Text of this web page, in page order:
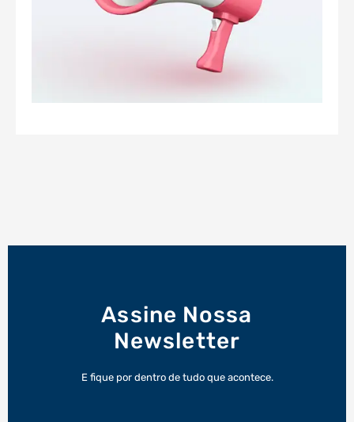
Assine Nossa
Newsletter
E fique por dentro de tudo que acontece.